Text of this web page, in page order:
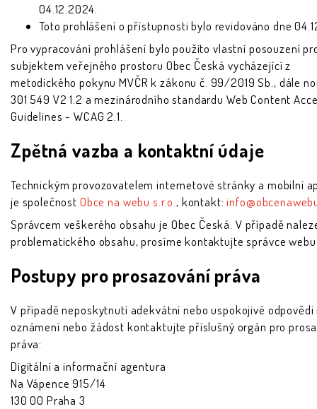
04.12.2024.
Toto prohlášení o přístupnosti bylo revidováno dne
Pro vypracování prohlášení bylo použito vlastní posouzení
subjektem veřejného prostoru Obec Česká vycházející z
metodického pokynu MVČR k zákonu č. 99/2019 Sb., dále
301 549 V2 1.2 a mezinárodního standardu Web Content
Guidelines - WCAG 2.1.
Zpětná vazba a kontaktní údaje
Technickým provozovatelem internetové stránky a mobilní
je společnost Obce na webu s.r.o., kontakt:
Správcem veškerého obsahu je Obec Česká. V případě
problematického obsahu, prosíme kontaktujte správce
Postupy pro prosazování práva
V případě neposkytnutí adekvátní nebo uspokojivé odpovědi
oznámení nebo žádost kontaktujte příslušný orgán pro
práva:
Digitální a informační agentura
Na Vápence 915/14
130 00 Praha 3